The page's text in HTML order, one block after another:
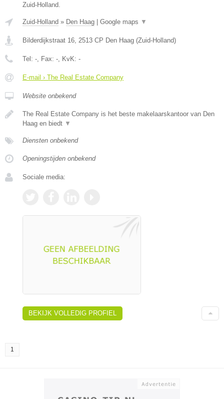
Zuid-Holland.
Zuid-Holland » Den Haag | Google maps ▼
Bilderdijkstraat 16 2513 CP Den Haag (Zuid-Holland)
Tel: - , Fax: - , KvK: -
E-mail › The Real Estate Company
Website onbekend
The Real Estate Company is het beste makelaarskantoor van Den
Haag en biedt ▼
Diensten onbekend
Openingstijden onbekend
Sociale media:
BEKIJK VOLLEDIG PROFIEL
1